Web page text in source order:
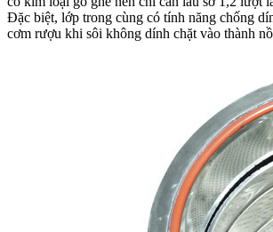
Đặc biệt, lớp trong cùng có tính năng chống
cơm rượu khi sôi không dính chặt vào thành